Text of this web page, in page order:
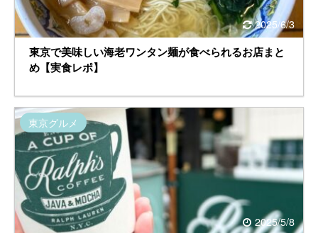
2025/6/3
東京で美味しい海老ワンタン麺が食べられるお店まと
め【実食レポ】
2025/5/8
東京グルメ